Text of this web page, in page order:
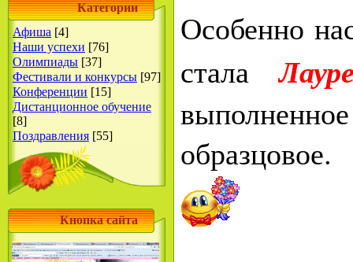
Категории
Афиша [4]
Наши успехи [76]
Олимпиады [37]
Фестивали и конкурсы [97]
Конференции [15]
Дистанционное обучение
[8]
Поздравления [55]
Кнопка сайта
Особенно
стала
образцовое.